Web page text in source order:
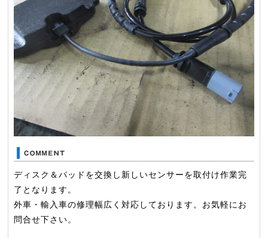
ディスク＆パッドを交換し新しいセンサーを取付け作業完
了となります。
外車・輸入車の修理幅広く対応しております。お気軽にお
問合せ下さい。